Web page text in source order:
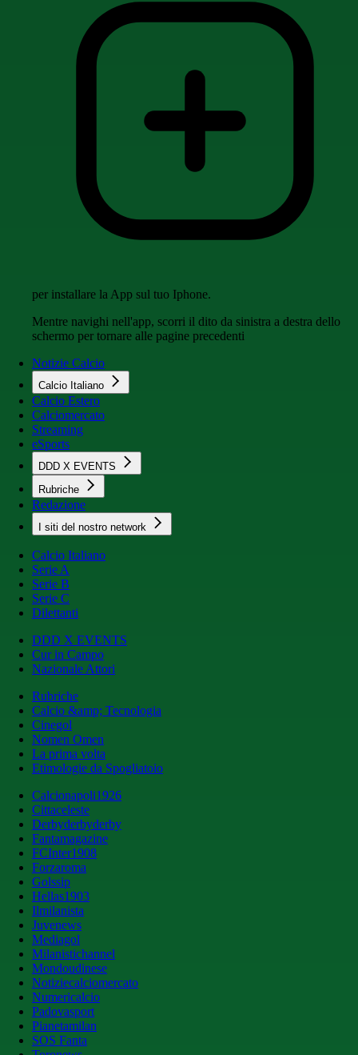
per installare la App sul tuo Iphone.
Mentre navighi nell'app, scorri il dito da sinistra a destra dello
schermo per tornare alle pagine precedenti
Notizie Calcio
Calcio Italiano
Calcio Estero
Calciomercato
Streaming
eSports
DDD X EVENTS
Rubriche
Redazione
I siti del nostro network
Calcio Italiano
Serie A
Serie B
Serie C
Dilettanti
DDD X EVENTS
Cur in Campo
Nazionale Attori
Rubriche
Calcio &amp; Tecnologia
Cinegol
Nomen Omen
La prima volta
Etimologie da Spogliatoio
Calcionapoli1926
Cittaceleste
Derbyderbyderby
Fantamagazine
FCInter1908
Forzaroma
Golssip
Hellas1903
Ilmilanista
Juvenews
Mediagol
Milanistichannel
Mondoudinese
Notiziecalciomercato
Numericalcio
Padovasport
Pianetamilan
SOS Fanta